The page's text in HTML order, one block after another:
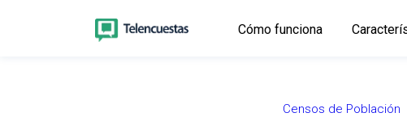
Cómo funciona
Censos de Población